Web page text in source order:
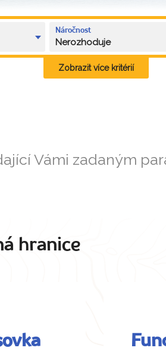
Náročnost
Nerozhoduje
Zobrazit více kritérií
Vámi zadaným
hranice